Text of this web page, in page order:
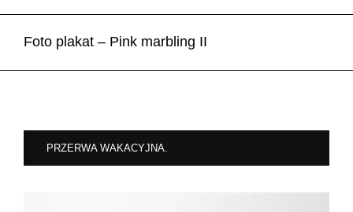
Foto plakat – Pink marbling II
PRZERWA WAKACYJNA.